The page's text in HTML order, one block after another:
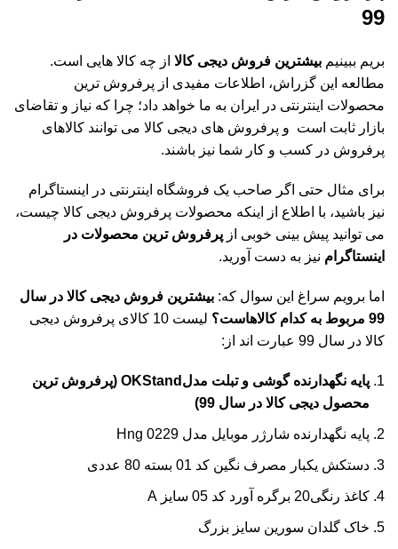
99
بریم ببینیم بیشترین فروش دیجی کالا از چه کالا هایی است.
مطالعه این گزراش، اطلاعات مفیدی از پرفروش ترین
محصولات اینترنتی در ایران به ما خواهد داد؛ چرا که نیاز و تقاضای
بازار ثابت است و پرفروش های دیجی کالا می توانند کالاهای
پرفروش در کسب و کار شما نیز باشند.
برای مثال حتی اگر صاحب یک فروشگاه اینترنتی در اینستاگرام
نیز باشید، با اطلاع از اینکه محصولات پرفروش دیجی کالا چیست،
می توانید پیش بینی خوبی از پرفروش ترین محصولات در
اینستاگرام نیز به دست آورید.
اما برویم سراغ این سوال که: بیشترین فروش دیجی کالا در سال
99 مربوط به کدام کالاهاست؟
لیست 10 کالای پرفروش دیجی
کالا در سال 99 عبارت اند از:
پایه نگهدارنده گوشی و تبلت مدلOKStand (پرفروش ترین
محصول دیجی کالا در سال 99)
پایه نگهدارنده شارژر موبایل مدل 0229 Hng
دستکش یکبار مصرف نگین کد 01 بسته 80 عددی
کاغذ رنگی20 برگره آورد کد 05 سایز A
خاک گلدان سورین سایز بزرگ